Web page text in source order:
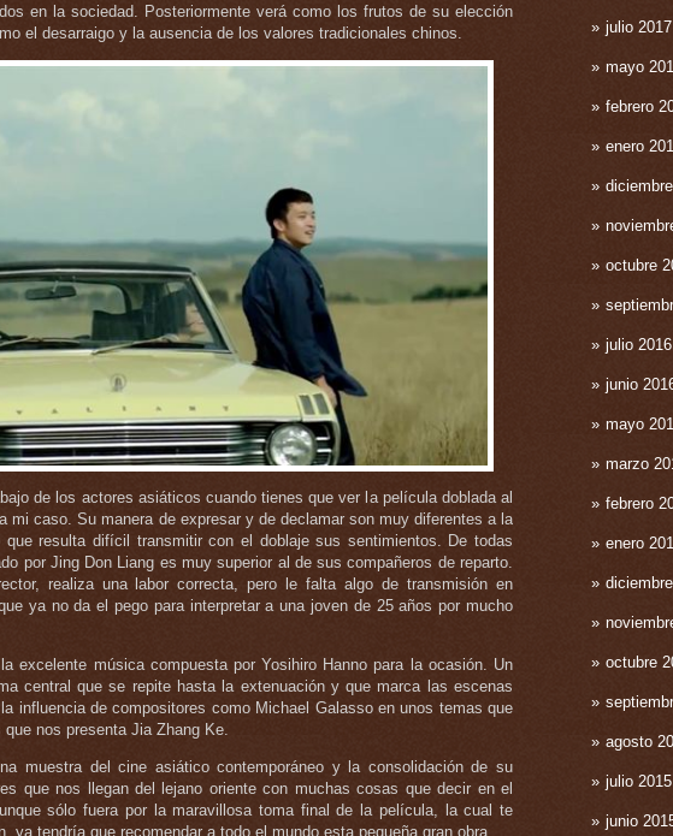
julio 2017
mayo
febrero
enero
octubre
julio 2016
junio
mayo
marzo
febrero
enero
octubre
agosto
julio 2015
junio
en la sociedad. Posteriormente verá como los frutos de su elección
el desarraigo y la ausencia de los valores tradicionales chinos.
de los actores asiáticos cuando tienes que ver la película doblada al
mi caso. Su manera de expresar y de declamar son muy diferentes a la
resulta difícil transmitir con el doblaje sus sentimientos. De todas
por Jing Don Liang es muy superior al de sus compañeros de reparto.
realiza una labor correcta, pero le falta algo de transmisión en
ya no da el pego para interpretar a una joven de 25 años por mucho
excelente música compuesta por Yosihiro Hanno para la ocasión. Un
central que se repite hasta la extenuación y que marca las escenas
influencia de compositores como Michael Galasso en unos temas que
nos presenta Jia Zhang Ke.
muestra del cine asiático contemporáneo y la consolidación de su
que nos llegan del lejano oriente con muchas cosas que decir en el
sólo fuera por la maravillosa toma final de la película, la cual te
ya tendría que recomendar a todo el mundo esta pequeña gran obra.